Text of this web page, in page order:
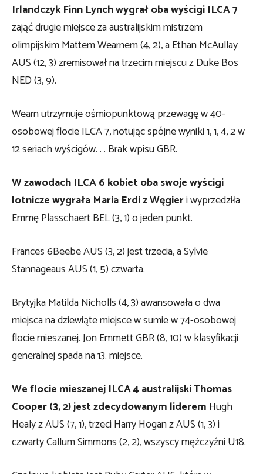
Irlandczyk Finn Lynch wygrał oba wyścigi ILCA 7
zająć drugie miejsce za australijskim mistrzem
olimpijskim Mattem Wearnem (4, 2), a Ethan McAullay
AUS (12, 3) zremisował na trzecim miejscu z Duke Bos
NED (3, 9).
Wearn utrzymuje ośmiopunktową przewagę w 40-
osobowej flocie ILCA 7, notując spójne wyniki 1, 1, 4, 2 w
12 seriach wyścigów. . . Brak wpisu GBR.
W zawodach ILCA 6 kobiet oba swoje wyścigi
lotnicze wygrała Maria Erdi z Węgieri wyprzedziła
Emmę Plasschaert BEL (3, 1) o jeden punkt.
Frances 6Beebe AUS (3, 2) jest trzecia, a Sylvie
Stannageaus AUS (1, 5) czwarta.
Brytyjka Matilda Nicholls (4, 3) awansowała o dwa
miejsca na dziewiąte miejsce w sumie w 74-osobowej
flocie mieszanej. Jon Emmett GBR (8, 10) w klasyfikacji
generalnej spada na 13. miejsce.
We flocie mieszanej ILCA 4 australijski Thomas
Cooper (3, 2) jest zdecydowanym liderem Hugh
Healy z AUS (7, 1), trzeci Harry Hogan z AUS (1, 3) i
czwarty Callum Simmons (2, 2), wszyscy mężczyźni U18.